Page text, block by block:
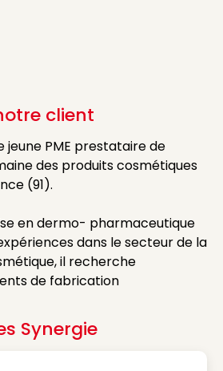
client
jeune PME prestataire de
des produits cosmétiques
(91).
en dermo- pharmaceutique
dans le secteur de la
il recherche
de fabrication
Synergie